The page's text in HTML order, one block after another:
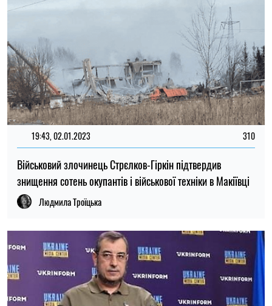
19:43, 02.01.2023 310
Військовий злочинець Стрєлков-Гіркін підтвердив
знищення сотень окупантів і військової техніки в Макіївці
Людмила Троїцька